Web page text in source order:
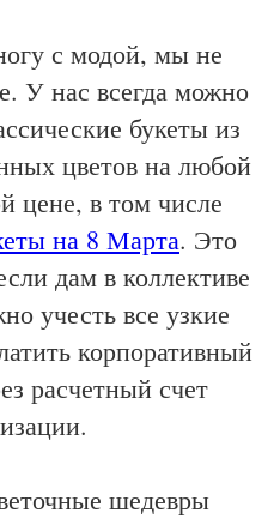
с модой, мы не
У нас всегда можно
букеты из
цветов на любой
цене, в том числе
на 8 Марта. Это
дам в коллективе
учесть все узкие
корпоративный
расчетный счет
шедевры